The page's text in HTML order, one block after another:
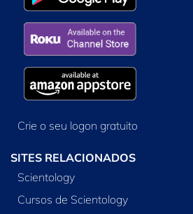
Crie o seu logon gratuito
SITES RELACIONADOS
Scientology
Cursos de Scientology